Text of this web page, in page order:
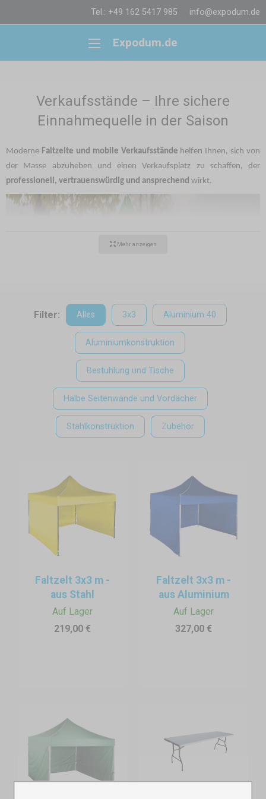
Tel.: +49 162 5417 985 info@expodum.de
Expodum.de
Verkaufsstände – Ihre sichere
Einnahmequelle in der Saison
Moderne Faltzelte und mobile Verkaufsstände helfen Ihnen, sich von
der Masse abzuheben und einen Verkaufsplatz zu schaffen, der
professionell, vertrauenswürdig und ansprechend wirkt.
Blitzschneller Aufbau – mehr Zeit für Ihre Kunden
Ein Faltzelt ist in wenigen Minuten aufgestellt – ganz ohne Werkzeug
Herbstlicher Regen, Wind oder Kälte? Ihre Ware bleibt geschützt und
die Kunden können in Ruhe auswählen.
Eine angenehme
Einkaufsatmosphäre entscheidet oft darüber, wer den Kunden
Mehr anzeigen
Filter: Alles 3x3 Aluminium 40
Aluminiumkonstruktion
Bestuhlung und Tische
Halbe Seitenwände und Vordächer
Stahlkonstruktion Zubehör
Faltzelt 3x3 m -
aus Stahl
Auf Lager
219,00 €
Faltzelt 3x3 m -
aus Aluminium
Auf Lager
327,00 €